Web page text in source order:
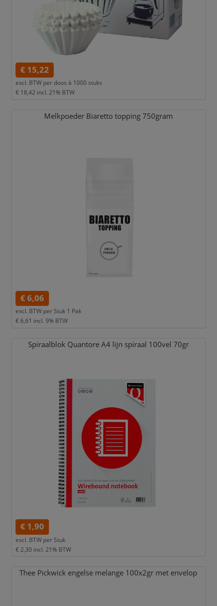
€ 15,22
excl. BTW per doos à 1000 stuks
€ 18,42 incl. 21% BTW
Melkpoeder Biaretto topping 750gram
€ 6,06
excl. BTW per Stuk 1 Pak
€ 6,61 incl. 9% BTW
Spiraalblok Quantore A4 lijn spiraal 100vel 70gr
€ 1,90
excl. BTW per Stuk
€ 2,30 incl. 21% BTW
Thee Pickwick engelse melange 100x2gr met envelop